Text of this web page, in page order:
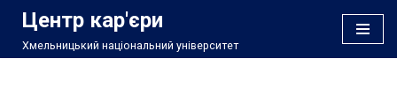
Перейти
Центр кар'єри
Хмельницький національний університет